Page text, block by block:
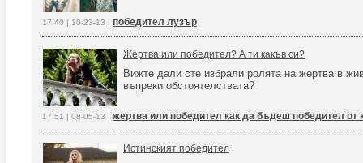
17:40 | 10-23-13 | победител лузър
Жертва или победител? А ти какъв си?
Вижте дали сте избрали ролята на жертва в
въпреки обстоятелствата?
17:51 | 08-05-13 | жертва или победител как да бъдеш победител от
Истинският победител